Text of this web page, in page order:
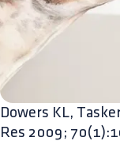
Dowers KL,
Res 2009;